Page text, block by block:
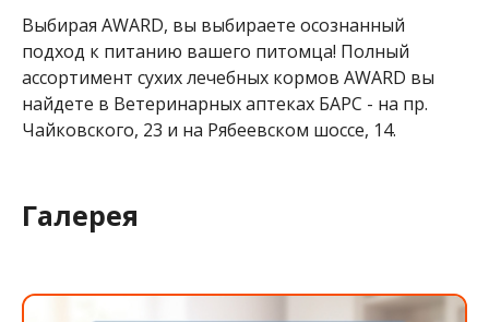
Выбирая AWARD, вы выбираете осознанный
подход к питанию вашего питомца! Полный
ассортимент сухих лечебных кормов AWARD вы
найдете в Ветеринарных аптеках БАРС - на пр.
Чайковского, 23 и на Рябеевском шоссе, 14.
Галерея